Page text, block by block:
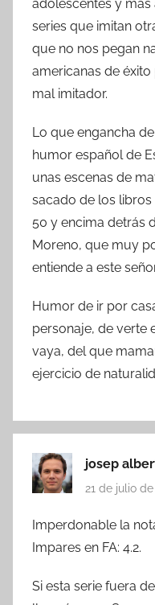
adolescentes y mas
series que imitan
que no nos pegan
americanas de
mal imitador.
Lo que engancha
humor español de
unas escenas de
sacado de los
50 y encima detrás
Moreno, que muy
entiende a este
Humor de ir por
personaje, de verte
vaya, del que
ejercicio de
josep
21 de julio
Imperdonable la
Impares en FA: 4.2.
Si esta serie fuera